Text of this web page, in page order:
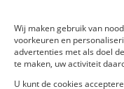
Wij maken gebruik van
voorkeuren en
advertenties met als doel
te maken, uw activiteit
U kunt de cookies